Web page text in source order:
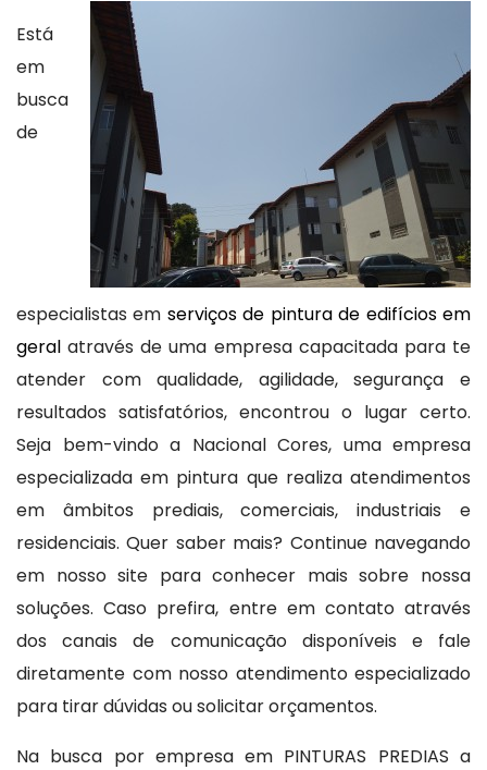
Está
em
busca
de
especialistas em serviços de pintura de edifícios em
geral através de uma empresa capacitada para te
atender com qualidade, agilidade, segurança e
resultados satisfatórios, encontrou o lugar certo.
Seja bem-vindo a Nacional Cores, uma empresa
especializada em pintura que realiza atendimentos
em âmbitos prediais, comerciais, industriais e
residenciais. Quer saber mais? Continue navegando
em nosso site para conhecer mais sobre nossa
soluções. Caso prefira, entre em contato através
dos canais de comunicação disponíveis e fale
diretamente com nosso atendimento especializado
para tirar dúvidas ou solicitar orçamentos.
Na busca por empresa em PINTURAS PREDIAS a